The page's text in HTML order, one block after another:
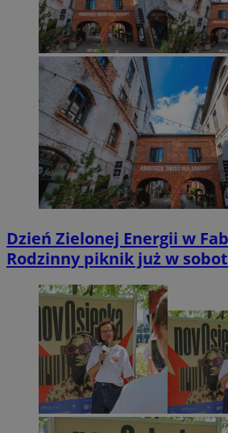
Dzień Zielonej Energii w
Rodzinny piknik już w